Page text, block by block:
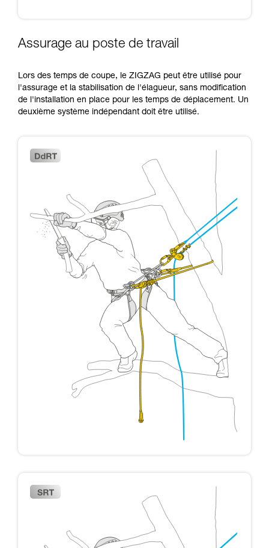
Assurage au poste de travail
Lors des temps de coupe, le ZIGZAG peut être utilisé pour
l'assurage et la stabilisation de l'élagueur, sans modification
de l'installation en place pour les temps de déplacement. Un
deuxième système indépendant doit être utilisé.